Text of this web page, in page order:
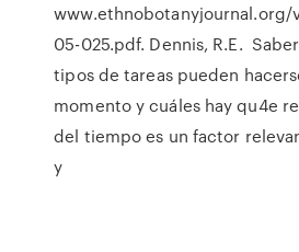
www.ethnobotanyjournal.org/
05-025.pdf. Dennis, R.E.
tipos de tareas pueden
momento y cuáles hay qu4e
del tiempo es un factor
y